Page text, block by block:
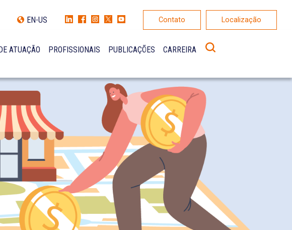
EN-US Contato Localização
ATUAÇÃO PROFISSIONAIS PUBLICAÇÕES CARREIRA